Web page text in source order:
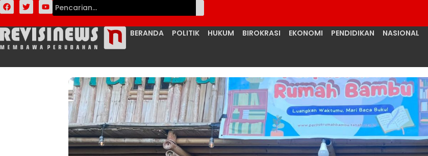
BERANDA POLITIK HUKUM BIROKRASI EKONOMI PENDIDIKAN NASIONAL